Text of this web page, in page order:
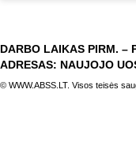
DARBO LAIKAS PIRM. –
ADRESAS: NAUJOJO
© WWW.ABSS.LT. Visos teisės